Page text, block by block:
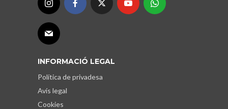
INFORMACIÓ LEGAL
Política de privadesa
Avís legal
Cookies